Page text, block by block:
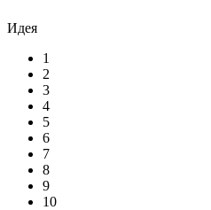
Идея
1
2
3
4
5
6
7
8
9
10